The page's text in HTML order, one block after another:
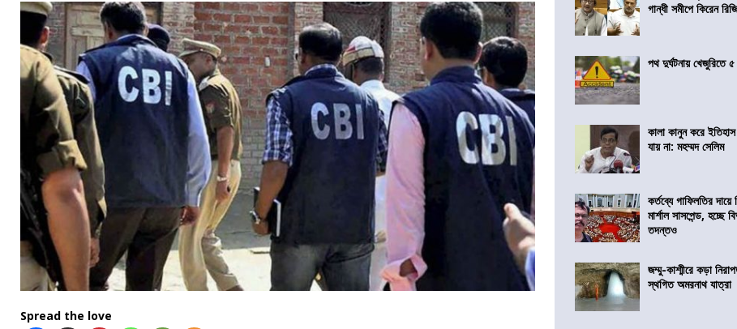
Spread the love
গান্ধী সমীপে কিরেন
পথ দুর্ঘটনায় খেজুরিতে
কালা কানুন করে
যায় না: মহম্মদ সেলিম
কর্তব্যে গাফিলতির দায়ে
মার্শাল সাসপেন্ড, হচ্ছে
তদন্তও
জম্মু-কাশ্মীরে কড়া
স্থগিত অমরনাথ যাত্রা